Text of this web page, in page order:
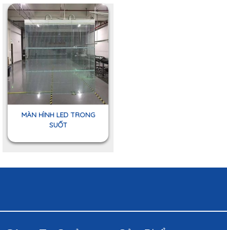
MÀN HÌNH LED TRONG
SUỐT